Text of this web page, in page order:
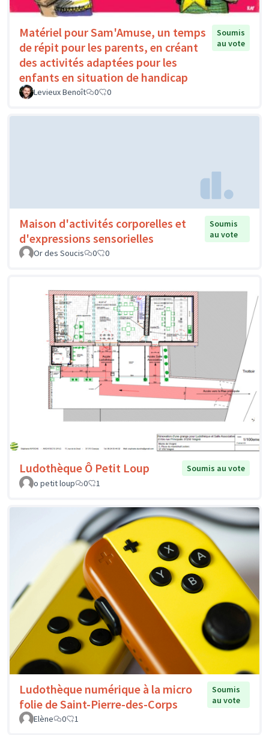
Matériel pour Sam'Amuse, un temps
de répit pour les parents, en créant
des activités adaptées pour les
enfants en situation de handicap
Soumis
au vote
Levieux Benoît 0 0
Maison d'activités corporelles et
d'expressions sensorielles
Soumis
au vote
Or des Soucis
0 0
Ludothèque Ô Petit Loup
Soumis au vote
o petit loup
0 1
Ludothèque numérique à la micro
folie de Saint-Pierre-des-Corps
Soumis
au vote
Elène
0 1